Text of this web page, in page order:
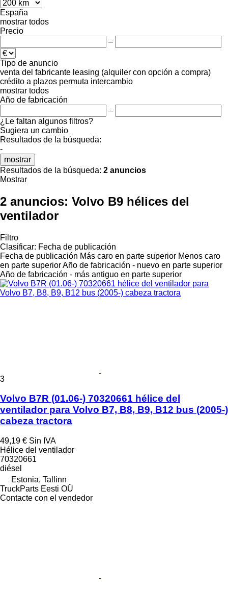
España
mostrar todos
Precio
–
Tipo de anuncio
venta del fabricante leasing (alquiler con opción a compra)
crédito a plazos permuta intercambio
mostrar todos
Año de fabricación
–
¿Le faltan algunos filtros?
Sugiera un cambio
Resultados de la búsqueda:
-
mostrar
Resultados de la búsqueda: 2 anuncios
Mostrar
2 anuncios: Volvo B9 hélices del
ventilador
Filtro
Clasificar: Fecha de publicación
Fecha de publicación Más caro en parte superior Menos caro
en parte superiorAño de fabricación - nuevo en parte superior
Año de fabricación - más antiguo en parte superior
3
Volvo B7R (01.06-) 70320661 hélice del
ventilador para Volvo B7, B8, B9, B12 bus (2005-)
cabeza tractora
49,19 € Sin IVA
Hélice del ventilador
70320661
diésel
Estonia, Tallinn
TruckParts Eesti OÜ
Contacte con el vendedor